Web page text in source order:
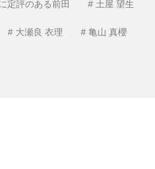
定評のある前田 土屋 望生
大瀬良 衣理 亀山 真櫻